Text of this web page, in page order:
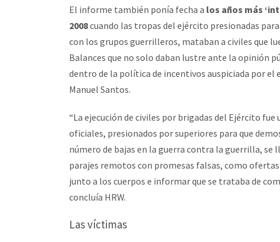
El informe también ponía fecha a los años más
2008cuando las tropas del ejército presionadas
con los grupos guerrilleros, mataban a civiles que
Balances que no solo daban lustre ante la opinión
dentro de la política de incentivos auspiciada por
Manuel Santos.
“La ejecución de civiles por brigadas del Ejército
oficiales, presionados por superiores para que
número de bajas en la guerra contra la guerrilla, se
parajes remotos con promesas falsas, como
junto a los cuerpos e informar que se trataba de
concluía HRW.
Las víctimas